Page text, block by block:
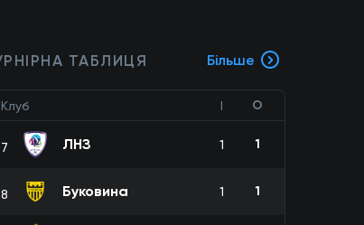
ТАБЛИЦЯ Більше
Клуб І О
7 ЛНЗ 1 1
8 Буковина 1 1